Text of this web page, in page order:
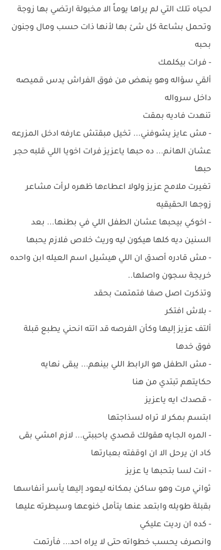
لحياه تلك التي لم يراها يوماً الا مخبولة ارتضي بها زوجة
وتحمل بشاعة كل شئ بها لأنها ذات حسب ومال وجنون
بحبه
- فرات بيكلمك
ألقي سؤاله وهو ينهض من فوق الفراش يدس قميصه
داخل سرواله
تنهدت فاديه بمقت
- مش عايز يشوفني... تخيل مبقتش عارفه ادخل المزرعه
عشان الهانم... ده حبها ياعزيز فرات اخويا اللي قلبه حجر
حبها
تغيرت ملامح عزيز ولولا اعطاءها ظهره لرأت مشاعر
زوجها الحقيقيه
- اخوكي بيحبها عشان الطفل اللي في بطنها... بعد
السنين ديه كلها هيكون ليه وريث خلاص فلازم يحبها
- مش قادره أصدق ان اللي هيشيل اسم العيله ابن واحده
خريجة سجون واصلها..
وتذكرت اصل صفا فتمتمت بحقد
- بلاش افتكر
ألتف عزيز إليها وكأن الفرصه قد اتته انحني يطبع قبلة
فوق خدها
- مش الطفل هو الرابط اللي بينهم... يبقى نهايه
حكايتهم تبتدي من هنا
- قصدك ايه ياعزيز
ابتسم بمكر لا تراه لسذاجتها
- المره الجايه هقولك قصدي ياحببتي... لازم امشي بقى
كاد ان يرحل الا ان اوقفته بعبارتها
- انت لسا بتحبها يا عزيز
ثواني مرت وهو ساكن بمكانه ليعود إليها يأسر أنفاسها
بقبلة طويله وابتعد عنها يتأمل خنوعها وسيطرته عليها
- كده ان رديت عليكي
وانصرف يحسب خطواته حتى لا يراه احد... فأرتمت